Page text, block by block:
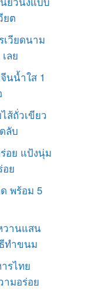
ยต
เวียดนาม
ลย
นน้ำใส 1
ส้ถั่วเขียว
ลับ
อย แป้งนุ่ม
ย
พร้อม 5
วานแสน
ทำขนม
รไทย
ามอร่อย